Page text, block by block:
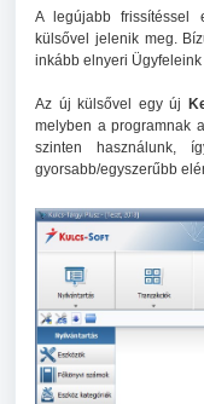
A legújabb frissítéssel
külsővel jelenik meg.
inkább elnyeri Ügyfeleink
Az új külsővel egy új
melyben a programnak
szinten használunk,
gyorsabb/egyszerűbb